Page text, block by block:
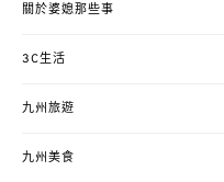
關於婆媳那些事
3C生活
九州旅遊
九州美食